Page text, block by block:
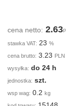
cena netto: 2.63
stawka VAT: 23 %
cena brutto: 3.23 PLN
wysyłka: do 24 h
jednostka: szt.
wsp wag: 0.2 kg